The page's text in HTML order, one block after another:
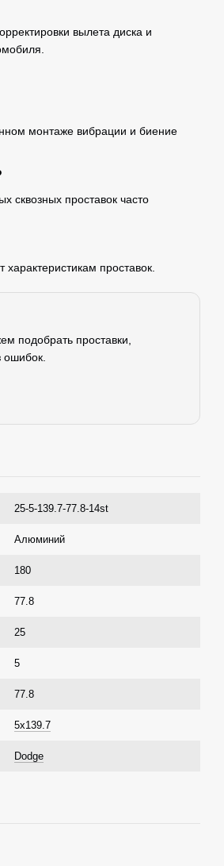
вылета диска и
монтаже вибрации и биение
сквозных проставок часто
проставок.
подобрать проставки,
ошибок.
25-5-139.7-77.8-14st
Алюминий
180
77.8
25
5
77.8
5x139.7
Dodge